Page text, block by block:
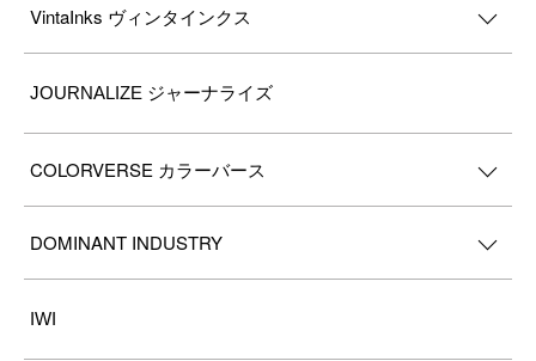
VintaInks ヴィンタインクス
JOURNALIZE ジャーナライズ
COLORVERSE カラーバース
DOMINANT INDUSTRY
IWI